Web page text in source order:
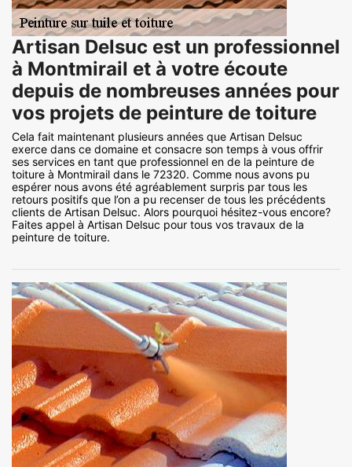
Artisan Delsuc est un professionnel
à Montmirail et à votre écoute
depuis de nombreuses années pour
vos projets de peinture de toiture
Cela fait maintenant plusieurs années que Artisan Delsuc
exerce dans ce domaine et consacre son temps à vous offrir
ses services en tant que professionnel en de la peinture de
toiture à Montmirail dans le 72320. Comme nous avons pu
espérer nous avons été agréablement surpris par tous les
retours positifs que l’on a pu recenser de tous les précédents
clients de Artisan Delsuc. Alors pourquoi hésitez-vous encore?
Faites appel à Artisan Delsuc pour tous vos travaux de la
peinture de toiture.